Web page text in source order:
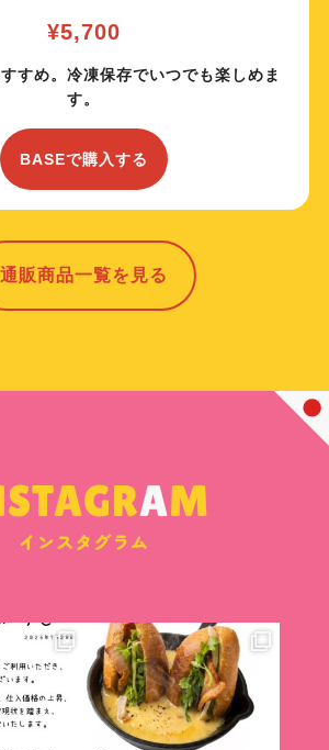
¥5,700
すめ。冷凍保存でいつでも楽しめま
す。
BASEで購入する
通販商品一覧を見る
AM
インスタグラム